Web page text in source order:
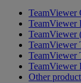
TeamViewer
TeamViewer
TeamViewer
TeamViewer
TeamViewer
TeamViewer
Other